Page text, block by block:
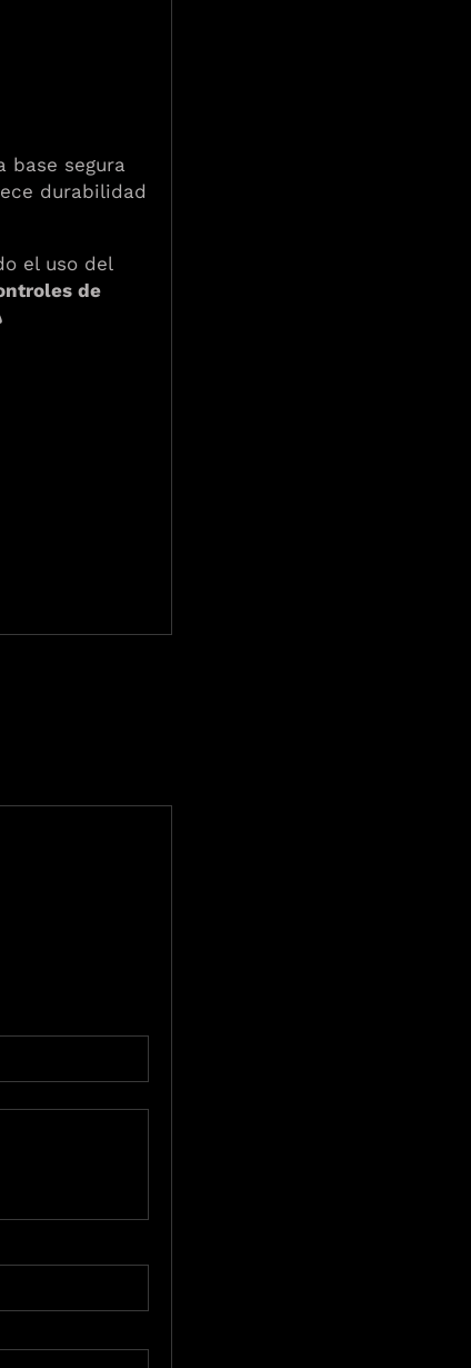
base segura
durabilidad
el uso del
de